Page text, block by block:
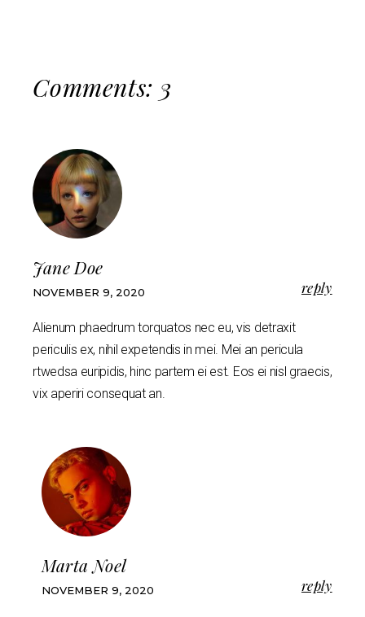
Comments: 3
Jane Doe
NOVEMBER 9, 2020
Alienum phaedrum torquatos nec eu, vis detraxit
periculis ex, nihil expetendis in mei. Mei an pericula
rtwedsa euripidis, hinc partem ei est. Eos ei nisl graecis,
vix aperiri consequat an.
reply
Marta Noel
NOVEMBER 9, 2020 reply